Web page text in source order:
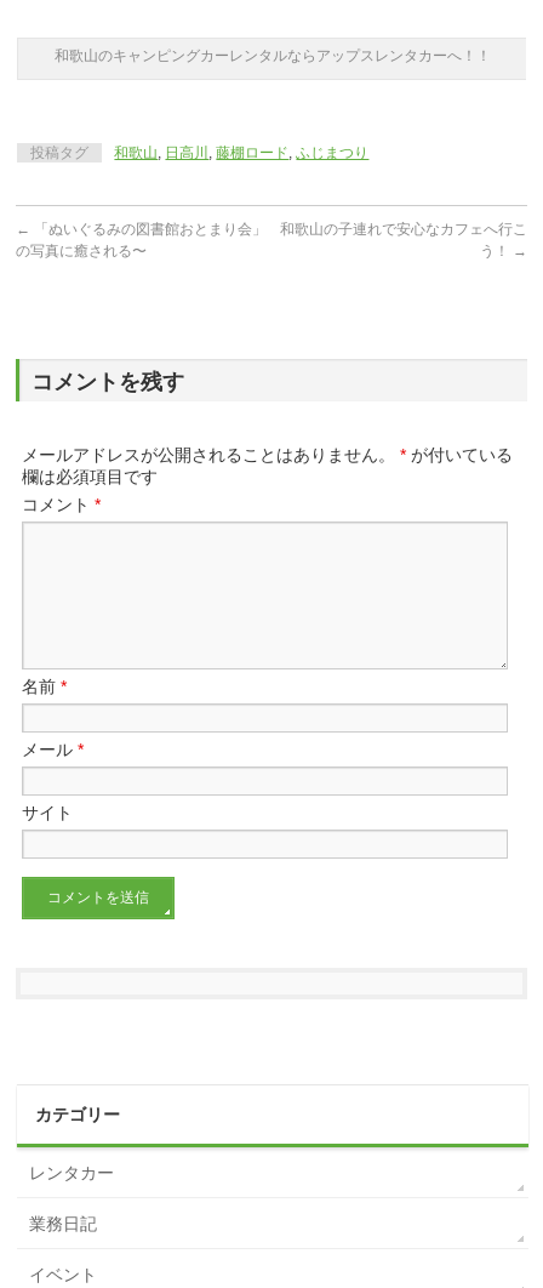
和歌山のキャンピングカーレンタルならアップスレンタカーへ！！
投稿タグ 和歌山, 日高川 ,藤棚ロード,ふじまつり
←
「ぬいぐるみの図書館おとまり会」
の写真に癒される〜
和歌山の子連れで安心なカフェへ行こ
う！
→
コメントを残す
メールアドレスが公開されることはありません。 * が付いている
欄は必須項目です
コメント*
名前*
メール*
サイト
カテゴリー
レンタカー
業務日記
イベント